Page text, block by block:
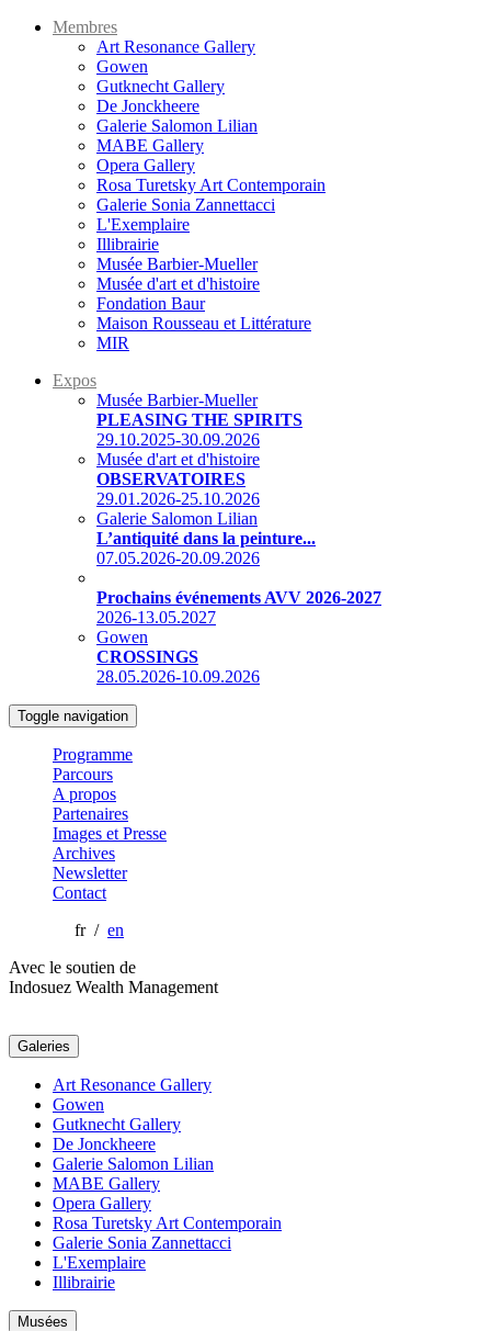
Membres
Art Resonance Gallery
Gowen
Gutknecht Gallery
De Jonckheere
Galerie Salomon Lilian
MABE Gallery
Opera Gallery
Rosa Turetsky Art Contemporain
Galerie Sonia Zannettacci
L'Exemplaire
Illibrairie
Musée Barbier-Mueller
Musée d'art et d'histoire
Fondation Baur
Maison Rousseau et Littérature
MIR
Expos
Musée Barbier-Mueller
PLEASING THE SPIRITS
29.10.2025-30.09.2026
Musée d'art et d'histoire
OBSERVATOIRES
29.01.2026-25.10.2026
Galerie Salomon Lilian
L’antiquité dans la peinture...
07.05.2026-20.09.2026
Prochains événements AVV 2026-2027
2026-13.05.2027
Gowen
CROSSINGS
28.05.2026-10.09.2026
Toggle navigation
Programme
Parcours
A propos
Partenaires
Images et Presse
Archives
Newsletter
Contact
fr / en
Avec le soutien de
Indosuez Wealth Management
Galeries
Art Resonance Gallery
Gowen
Gutknecht Gallery
De Jonckheere
Galerie Salomon Lilian
MABE Gallery
Opera Gallery
Rosa Turetsky Art Contemporain
Galerie Sonia Zannettacci
L'Exemplaire
Illibrairie
Musées